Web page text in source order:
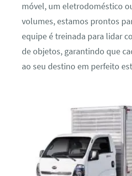
móvel, um eletrodoméstico
volumes, estamos prontos
equipe é treinada para lidar
de objetos, garantindo que
ao seu destino em perfeito